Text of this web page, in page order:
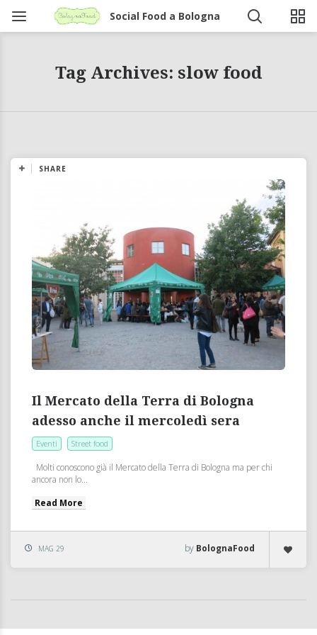
Social Food a Bologna
Tag Archives: slow food
SHARE
Il Mercato della Terra di Bologna
adesso anche il mercoledì sera
Eventi Street food
Molti conoscono già il Mercato della Terra di Bologna ma per chi
ancora non lo...
Read More
MAG 29 by BolognaFood